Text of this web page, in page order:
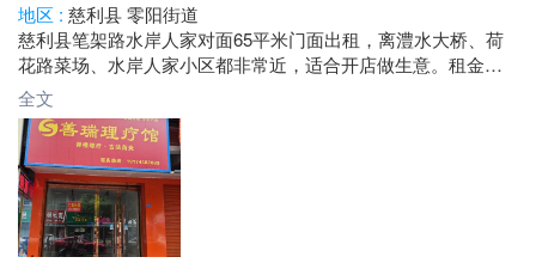
地区 : 慈利县 零阳街道
慈利县笔架路水岸人家对面65平米门面出租，离澧水大桥、荷
花路菜场、水岸人家小区都非常近，适合开店做生意。租金好
商量，欢迎来发财。
电话：*****0111 黎总
地址：笔架路水岸人家对面
全文